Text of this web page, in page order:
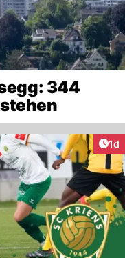
344
1d